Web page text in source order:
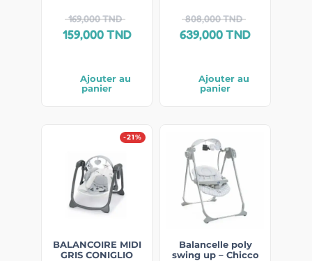
169,000TND
159,000TND
Ajouter au
panier
808,000TND
639,000TND
Ajouter au
panier
-21%
BALANCOIRE MIDI
GRIS CONIGLIO
Balancelle poly
swing up – Chicco